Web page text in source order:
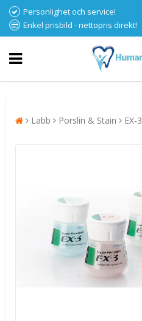
Personlighet och service!
Enkel prisbild - nettopris direkt!
Labb Porslin & Stain EX-3